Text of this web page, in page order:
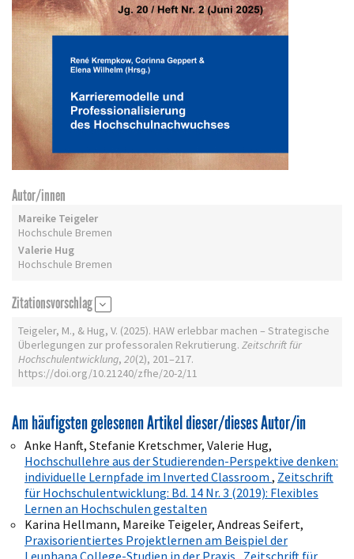
Autor/innen
Mareike Teigeler
Hochschule Bremen
Valerie Hug
Hochschule Bremen
Zitationsvorschlag
Teigeler, M., & Hug, V. (2025). HAW erlebbar machen – Strategische
Überlegungen zur professoralen Rekrutierung. Zeitschrift für
Hochschulentwicklung, 20(2), 201–217.
https://doi.org/10.21240/zfhe/20-2/11
Am häufigsten gelesenen Artikel dieser/dieses Autor/in
Anke Hanft, Stefanie Kretschmer, Valerie Hug,
Hochschullehre aus der Studierenden-Perspektive denken:
individuelle Lernpfade im Inverted Classroom , Zeitschrift
für Hochschulentwicklung: Bd. 14 Nr. 3 (2019): Flexibles
Lernen an Hochschulen gestalten
Karina Hellmann, Mareike Teigeler, Andreas Seifert,
Praxisorientiertes Projektlernen am Beispiel der
Leuphana College-Studien in der Praxis , Zeitschrift für